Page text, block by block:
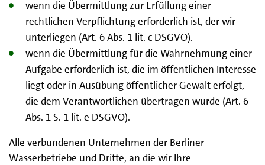
wenn die Übermittlung zur Erfüllung einer
rechtlichen Verpflichtung erforderlich ist, der wir
unterliegen (Art. 6 Abs. 1 lit. c DSGVO).
wenn die Übermittlung für die Wahrnehmung einer
Aufgabe erforderlich ist, die im öffentlichen Interesse
liegt oder in Ausübung öffentlicher Gewalt erfolgt,
die dem Verantwortlichen übertragen wurde (Art. 6
Abs. 1 S. 1 lit. e DSGVO).
Alle verbundenen Unternehmen der Berliner
Wasserbetriebe und Dritte, an die wir Ihre